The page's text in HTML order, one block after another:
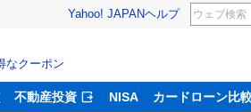
Yahoo! JAPANヘルプ
なクーポン
不動産投資 NISA カードローン比